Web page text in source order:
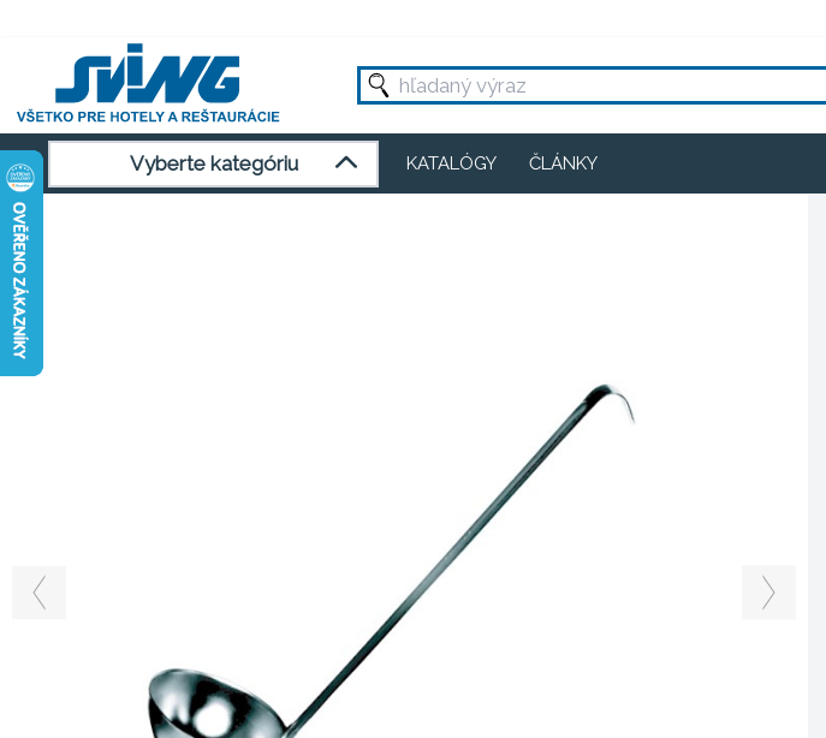
Vyberte kategóriu KATALÓGY ČLÁNKY